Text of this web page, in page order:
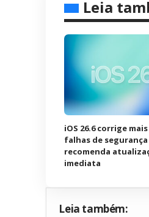
Leia
iOS 26.6 corrige mais
falhas de
recomenda
imediata
Leia também: